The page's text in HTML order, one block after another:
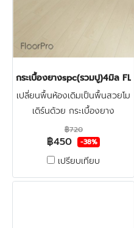
กระเบื้องยางspc(รวมปู)4มิล
เปลี่ยนพื้นห้องเดิมเป็นพื้นสวยโม
เดิร์นด้วย กระเบื้องยาง
ลายไม้spc4มิล FLOOR-PRO +
โฟมรองปรับระดับ + ปูฟรีรวมติด
ตั้ง + ตรวจพื้นก่อนติดตั้ง คลิก
฿720
฿450 -38%
เปรียบเทียบ